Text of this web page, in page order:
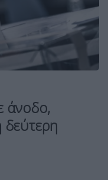
άνοδο,
δεύτερη